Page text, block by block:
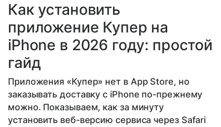
Как установить
приложение Купер на
iPhone в 2026 году: простой
гайд
Приложения «Купер» нет в App Store, но
заказывать доставку с iPhone по-прежнему
можно. Показываем, как за минуту
установить веб-версию сервиса через Safari